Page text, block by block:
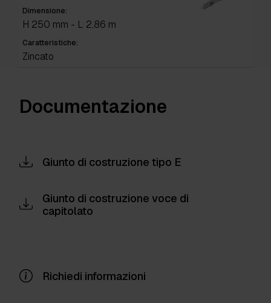
Dimensione:
H 250 mm - L 2,86 m
Caratteristiche:
Zincato
Documentazione
Giunto di costruzione tipo E
Giunto di costruzione voce di
capitolato
Richiedi informazioni